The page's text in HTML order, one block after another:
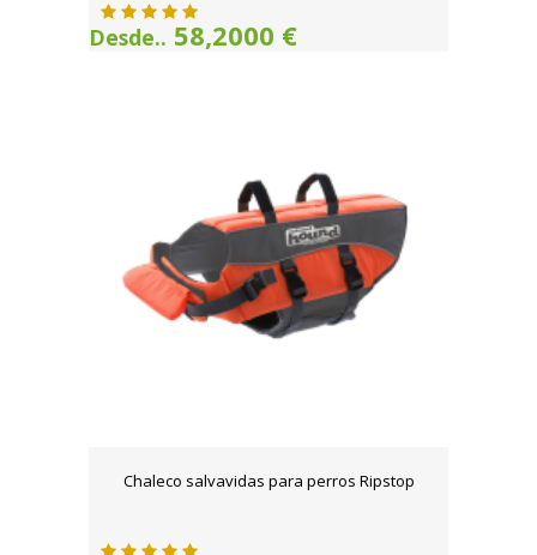
Desde.. 58,2000 €
Chaleco salvavidas para perros Ripstop